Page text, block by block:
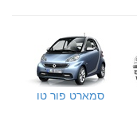
סמארט פור טו